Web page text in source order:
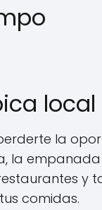
local
la
la
comidas.